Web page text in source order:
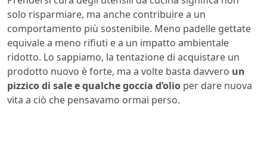
solo risparmiare, ma anche contribuire a un
comportamento più sostenibile. Meno padelle gettate
equivale a meno rifiuti e a un impatto ambientale
ridotto. Lo sappiamo, la tentazione di acquistare un
prodotto nuovo è forte, ma a volte basta davvero un
pizzico di sale e qualche goccia d’olio per dare nuova
vita a ciò che pensavamo ormai perso.